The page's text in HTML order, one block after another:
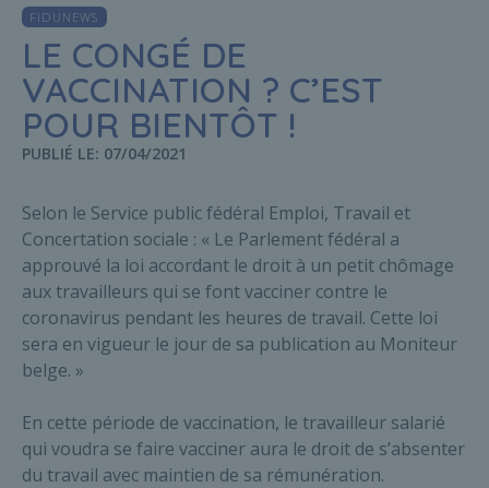
FIDUNEWS
LE CONGÉ DE
VACCINATION ? C’EST
POUR BIENTÔT !
PUBLIÉ LE: 07/04/2021
Selon le Service public fédéral Emploi, Travail et
Concertation sociale : « Le Parlement fédéral a
approuvé la loi accordant le droit à un petit chômage
aux travailleurs qui se font vacciner contre le
coronavirus pendant les heures de travail. Cette loi
sera en vigueur le jour de sa publication au Moniteur
belge. »
En cette période de vaccination, le travailleur salarié
qui voudra se faire vacciner aura le droit de s’absenter
du travail avec maintien de sa rémunération.